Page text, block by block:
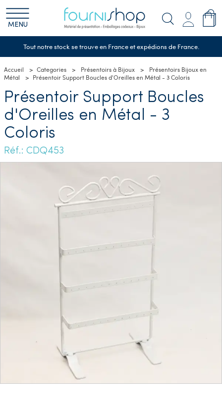
MENU
Tout notre stock se trouve en France et expédions de France.
Accueil Categories Présentoirs à Bijoux
Présentoirs Bijoux en
Métal
Présentoir Support Boucles d'Oreilles en Métal - 3 Coloris
Présentoir Support Boucles
d'Oreilles en Métal - 3
Coloris
Réf.: CDQ453